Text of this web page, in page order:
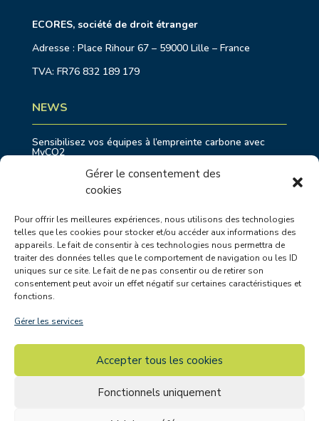
Gérer le consentement des
cookies
Pour offrir les meilleures expériences, nous utilisons des technologies
telles que les cookies pour stocker et/ou accéder aux informations des
appareils. Le fait de consentir à ces technologies nous permettra de
traiter des données telles que le comportement de navigation ou les ID
uniques sur ce site. Le fait de ne pas consentir ou de retirer son
consentement peut avoir un effet négatif sur certaines caractéristiques et
fonctions.
Gérer les services
Accepter tous les cookies
Fonctionnels uniquement
ECORES, société de droit étranger
Adresse : Place Rihour 67 – 59000 Lille – France
TVA: FR76 832 189 179
NEWS
Sensibilisez vos équipes à l’empreinte carbone avec
MyCO2
Eurostar fait équipe avec EcoRes pour répondre aux
enjeux de durabilité
Shifting Economy : comment devenir une entreprise
Transition Juste en Belgique : un premier processus
coordonné par EcoRes et Deplasse
DAFOR : accompagner l’agriculture wallonne dans la
gestion des périodes de sécheresse
DAFoR : Améliorer la gestion de l’eau face au
changement climatique pour l’agriculture en Wallonie
Le Chemin vert des écoliers : mission participative à